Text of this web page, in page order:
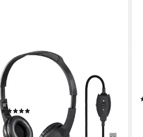
Office Over-Ear Headset USB Stereo
Schwarz PC-Headset
kabelgebunden
Verbindung
ohraufliegend
ab 10,90 € 19,99 €
-45%